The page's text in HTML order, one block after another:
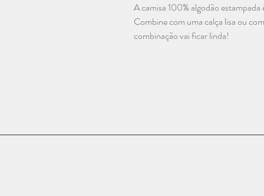
A camisa 100% algodão
Combine com uma calça lisa ou
combinação vai ficar linda!